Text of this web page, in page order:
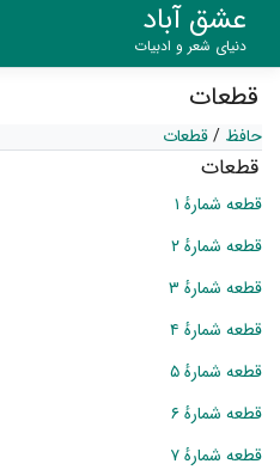
عشق آباد
دنیای شعر و ادبیات
قطعات
حافظ /قطعات
قطعات
قطعه شمارهٔ ۱
قطعه شمارهٔ ۲
قطعه شمارهٔ ۳
قطعه شمارهٔ ۴
قطعه شمارهٔ ۵
قطعه شمارهٔ ۶
قطعه شمارهٔ ۷